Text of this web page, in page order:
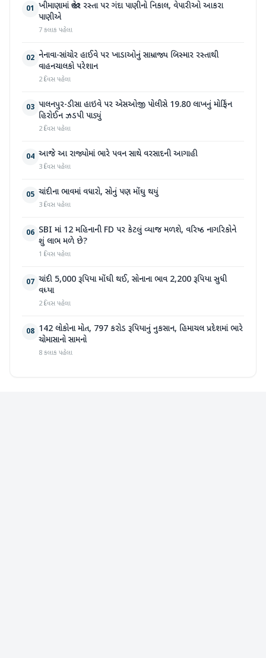
01 ખીમાણામાં જાહેર રસ્તા પર ગંદા પાણીનો નિકાલ, વેપારીઓ આકરા
પાણીએ
7 કલાક પહેલા
02 નેનાવા-સાંચોર હાઈવે પર ખાડાઓનું સામ્રાજ્ય બિસ્માર રસ્તાથી
વાહનચાલકો પરેશાન
2 દિવસ પહેલા
03 પાલનપુર-ડીસા હાઇવે પર એસઓજી પોલીસે 19.80 લાખનું મોર્ફિન
હિરોઈન ઝડપી પાડ્યું
2 દિવસ પહેલા
04 આજે આ રાજ્યોમાં ભારે પવન સાથે વરસાદની આગાહી
3 દિવસ પહેલા
05 ચાંદીના ભાવમાં વધારો, સોનું પણ મોંઘુ થયું
3 દિવસ પહેલા
06 SBI માં 12 મહિનાની FD પર કેટલું વ્યાજ મળશે, વરિષ્ઠ નાગરિકોને
શું લાભ મળે છે?
1 દિવસ પહેલા
07 ચાંદી 5,000 રૂપિયા મોંઘી થઈ, સોનાના ભાવ 2,200 રૂપિયા સુધી
વધ્યા
2 દિવસ પહેલા
08 142 લોકોના મોત, 797 કરોડ રૂપિયાનું નુકસાન, હિમાચલ પ્રદેશમાં ભારે
ચોમાસાનો સામનો
8 કલાક પહેલા